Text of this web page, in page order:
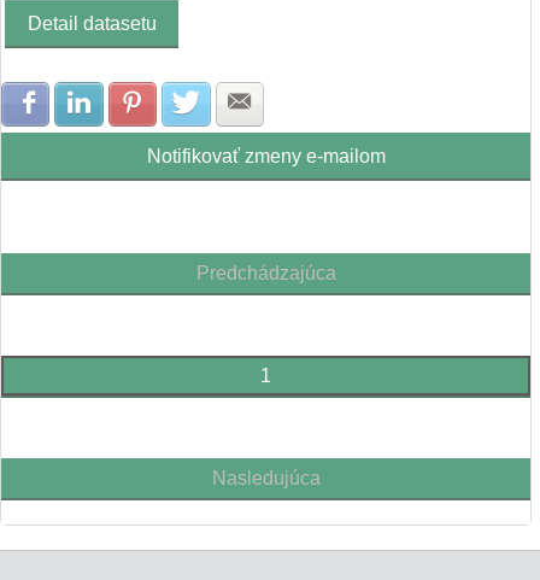
Detail datasetu
Zdielať na Facebook
Zdielať na LinkedIn
Zdielať na Pinterest
Zdielať na Twitter
Notifikovať zmeny e-mailom
Predchádzajúca
1
Nasledujúca